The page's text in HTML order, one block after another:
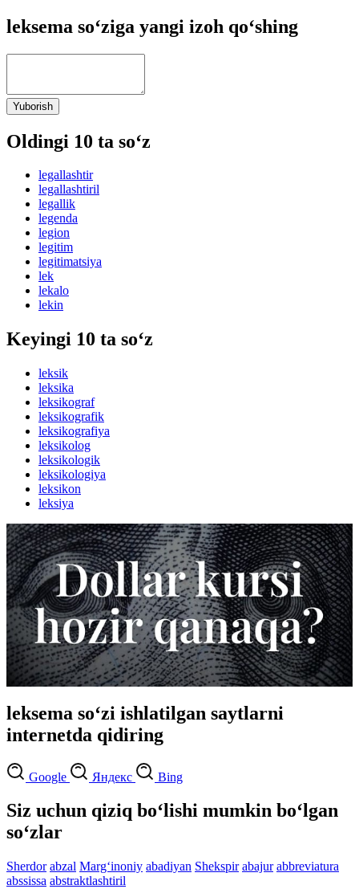
leksema so‘ziga yangi izoh qo‘shing
Yuborish
Oldingi 10 ta so‘z
legallashtir
legallashtiril
legallik
legenda
legion
legitim
legitimatsiya
lek
lekalo
lekin
Keyingi 10 ta so‘z
leksik
leksika
leksikograf
leksikografik
leksikografiya
leksikolog
leksikologik
leksikologiya
leksikon
leksiya
leksema so‘zi ishlatilgan saytlarni
internetda qidiring
Google Яндекс Bing
Siz uchun qiziq bo‘lishi mumkin bo‘lgan
so‘zlar
Sherdor abzal Marg‘inoniy abadiyan Shekspir abajur abbreviatura
abssissa abstraktlashtiril